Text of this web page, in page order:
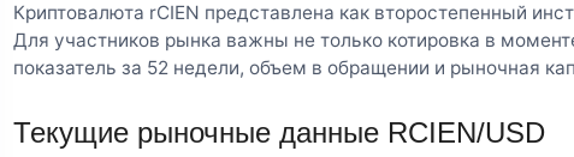
Криптовалюта rCIEN представлена как второстепенный
Для участников рынка важны не только котировка в
показатель за 52 недели, объем в обращении и рыночная
Текущие рыночные данные RCIEN/USD